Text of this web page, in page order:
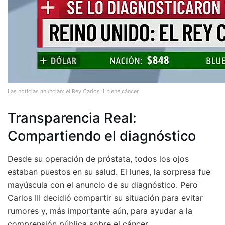
Las noticias anuncian: el Rey Carlos III tiene cáncer
Transparencia Real:
Compartiendo el diagnóstico
Desde su operación de próstata, todos los ojos
estaban puestos en su salud. El lunes, la sorpresa fue
mayúscula con el anuncio de su diagnóstico. Pero
Carlos III decidió compartir su situación para evitar
rumores y, más importante aún, para ayudar a la